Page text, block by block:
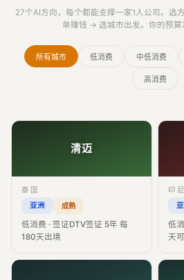
27个AI方向，每个都能支撑一家1人公司。
单赚钱 → 选城市出发。你的预算
所有城市 低消费 中低消费
高消费
清迈
泰国
亚洲
成熟
低消费 · 签证DTV签证 5年 每
180天出境
印尼
低
天